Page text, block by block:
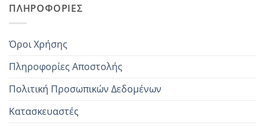
ΠΛΗΡΟΦΟΡΊΕΣ
Όροι Χρήσης
Πληροφορίες Αποστολής
Πολιτική Προσωπικών Δεδομένων
Κατασκευαστές